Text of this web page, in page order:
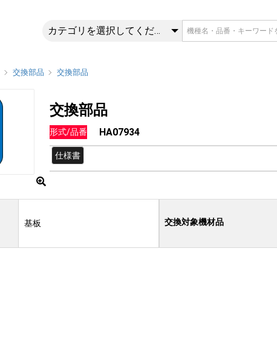
HA07934 | 交換部品 | 三
カテゴリを選択してください
交換部品 交換部品
交換部品
形式/品番 HA07934
仕様書
基板 交換対象機材品